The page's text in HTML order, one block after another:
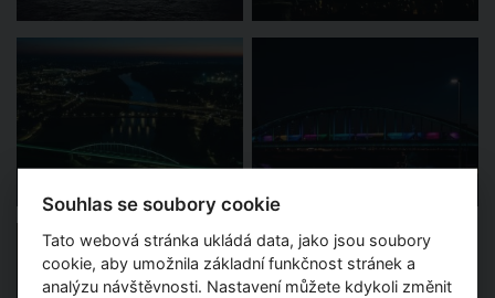
Souhlas se soubory cookie
Tato webová stránka ukládá data, jako jsou soubory
cookie, aby umožnila základní funkčnost stránek a
analýzu návštěvnosti. Nastavení můžete kdykoli změnit